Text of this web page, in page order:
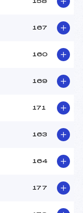
158
167
160
169
171
163
164
177